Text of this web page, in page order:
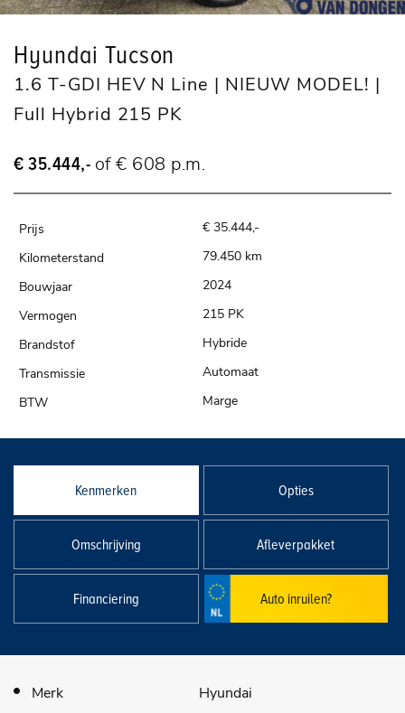
Hyundai Tucson
1.6 T-GDI HEV N Line | NIEUW MODEL! |
Full Hybrid 215 PK
€ 35.444,- of € 608 p.m.
€ 35.444,-
79.450 km
2024
215 PK
Hybride
Automaat
Marge
Kenmerken Opties
Omschrijving Afleverpakket
Financiering Auto inruilen?
Merk
Hyundai